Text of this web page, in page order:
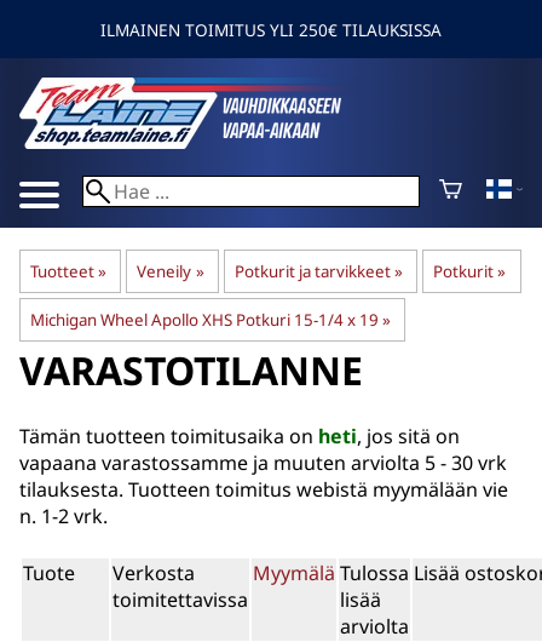
ILMAINEN TOIMITUS YLI 250€ TILAUKSISSA
Tuotteet‪» Veneily ‪» Potkurit ja tarvikkeet‪» Potkurit‪»
Michigan Wheel Apollo XHS Potkuri 15-1/4 x 19 ‪»
VARASTOTILANNE
Tämän tuotteen toimitusaika on heti, jos sitä on
vapaana varastossamme ja muuten arviolta 5 - 30 vrk
tilauksesta. Tuotteen toimitus webistä myymälään vie
n. 1-2 vrk.
Tuote
Verkosta
toimitettavissa
Myymälä Tulossa
lisää
arviolta
Lisää